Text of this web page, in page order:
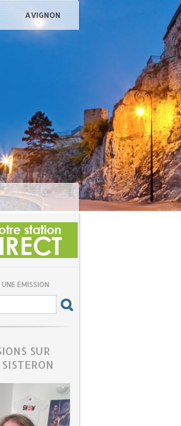
AVIGNON
ÉMISSION
SUR